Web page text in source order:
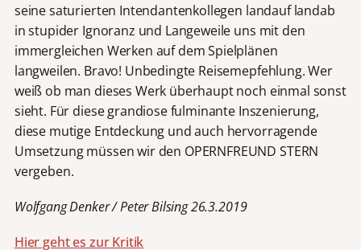
seine saturierten Intendantenkollegen landauf landab
in stupider Ignoranz und Langeweile uns mit den
immergleichen Werken auf dem Spielplänen
langweilen. Bravo! Unbedingte Reisemepfehlung. Wer
weiß ob man dieses Werk überhaupt noch einmal sonst
sieht. Für diese grandiose fulminante Inszenierung,
diese mutige Entdeckung und auch hervorragende
Umsetzung müssen wir den OPERNFREUND STERN
vergeben.
Wolfgang Denker / Peter Bilsing 26.3.2019
Hier geht es zur Kritik